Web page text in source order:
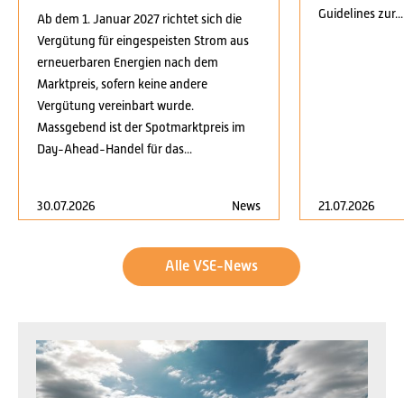
Ab dem 1. Januar 2027 richtet sich die
Vergütung für eingespeisten Strom aus
erneuerbaren Energien nach dem
Marktpreis, sofern keine andere
Vergütung vereinbart wurde.
Massgebend ist der Spotmarktpreis im
Day-Ahead-Handel für das...
30.07.2026 News
Guidelines zur...
21.07.2026
Alle VSE-News